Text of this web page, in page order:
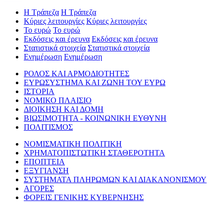
Η Τράπεζα Η Τράπεζα
Κύριες λειτουργίες Κύριες λειτουργίες
Το ευρώ Το ευρώ
Εκδόσεις και έρευνα Εκδόσεις και έρευνα
Στατιστικά στοιχεία Στατιστικά στοιχεία
Ενημέρωση Ενημέρωση
ΡΟΛΟΣ ΚΑΙ ΑΡΜΟΔΙΟΤΗΤΕΣ
ΕΥΡΩΣΥΣΤΗΜΑ ΚΑΙ ΖΩΝΗ ΤΟΥ ΕΥΡΩ
ΙΣΤΟΡΙΑ
ΝΟΜΙΚΟ ΠΛΑΙΣΙΟ
ΔΙΟΙΚΗΣΗ ΚΑΙ ΔΟΜΗ
ΒΙΩΣΙΜΟΤΗΤΑ - ΚΟΙΝΩΝΙΚΗ ΕΥΘΥΝΗ
ΠΟΛΙΤΙΣΜΟΣ
ΝΟΜΙΣΜΑΤΙΚΗ ΠΟΛΙΤΙΚΗ
ΧΡΗΜΑΤΟΠΙΣΤΩΤΙΚΗ ΣΤΑΘΕΡΟΤΗΤΑ
ΕΠΟΠΤΕΙΑ
ΕΞΥΓΙΑΝΣΗ
ΣΥΣΤΗΜΑΤΑ ΠΛΗΡΩΜΩΝ ΚΑΙ ΔΙΑΚΑΝΟΝΙΣΜΟΥ
ΑΓΟΡΕΣ
ΦΟΡΕΙΣ ΓΕΝΙΚΗΣ ΚΥΒΕΡΝΗΣΗΣ